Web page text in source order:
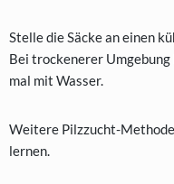
Stelle die Säcke an einen
Bei trockenerer
mal mit Wasser.
Weitere Pilzzucht-
lernen.